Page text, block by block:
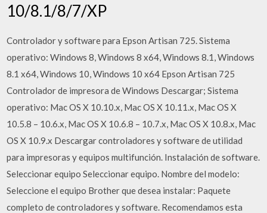
10/8.1/8/7/XP
Controlador y software para Epson Artisan 725. Sistema
operativo: Windows 8, Windows 8 x64, Windows 8.1, Windows
8.1 x64, Windows 10, Windows 10 x64 Epson Artisan 725
Controlador de impresora de Windows Descargar; Sistema
operativo: Mac OS X 10.10.x, Mac OS X 10.11.x, Mac OS X
10.5.8 – 10.6.x, Mac OS X 10.6.8 – 10.7.x, Mac OS X 10.8.x, Mac
OS X 10.9.x Descargar controladores y software de utilidad
para impresoras y equipos multifunción. Instalación de software.
Seleccionar equipo Seleccionar equipo. Nombre del modelo:
Seleccione el equipo Brother que desea instalar: Paquete
completo de controladores y software. Recomendamos esta